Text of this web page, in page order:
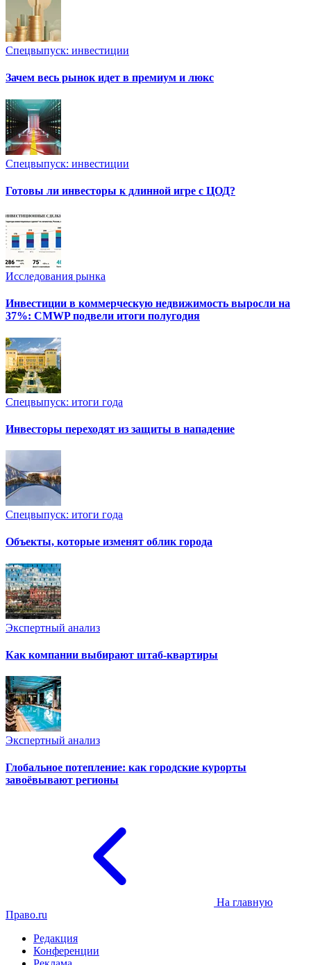
Спецвыпуск: инвестиции
Зачем весь рынок идет в премиум и люкс
Спецвыпуск: инвестиции
Готовы ли инвесторы к длинной игре с ЦОД?
Исследования рынка
Инвестиции в коммерческую недвижимость выросли на
37%: CMWP подвели итоги полугодия
Спецвыпуск: итоги года
Инвесторы переходят из защиты в нападение
Спецвыпуск: итоги года
Объекты, которые изменят облик города
Экспертный анализ
Как компании выбирают штаб-квартиры
Экспертный анализ
Глобальное потепление: как городские курорты
завоёвывают регионы
На главную
Право.ru
Редакция
Конференции